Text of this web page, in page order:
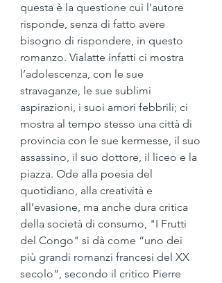
questa è la questione cui l’autore
risponde, senza di fatto avere
bisogno di rispondere, in questo
romanzo. Vialatte infatti ci mostra
l’adolescenza, con le sue
stravaganze, le sue sublimi
aspirazioni, i suoi amori febbrili; ci
mostra al tempo stesso una città di
provincia con le sue kermesse, il suo
assassino, il suo dottore, il liceo e la
piazza. Ode alla poesia del
quotidiano, alla creatività e
all’evasione, ma anche dura critica
della società di consumo, "I Frutti
del Congo" si dà come “uno dei
più grandi romanzi francesi del XX
secolo”, secondo il critico Pierre